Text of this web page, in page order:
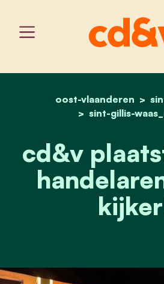
home
oost-vlaanderen
sint-gillis-
cd&v